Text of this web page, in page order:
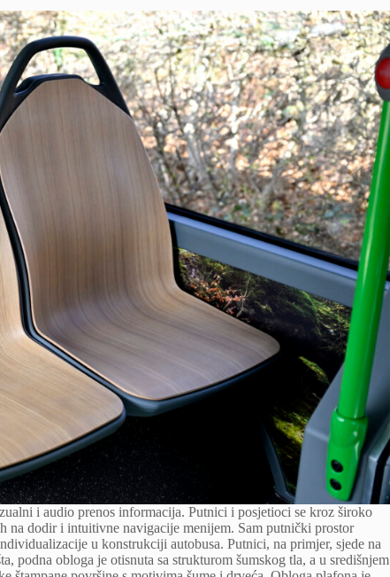
i audio prenos informacija. Putnici i posjetioci se kroz široko
na dodir i intuitivne navigacije menijem. Sam putnički prostor
u konstrukciji autobusa. Putnici, na primjer, sjede na
podna obloga je otisnuta sa strukturom šumskog tla, a u središnjem